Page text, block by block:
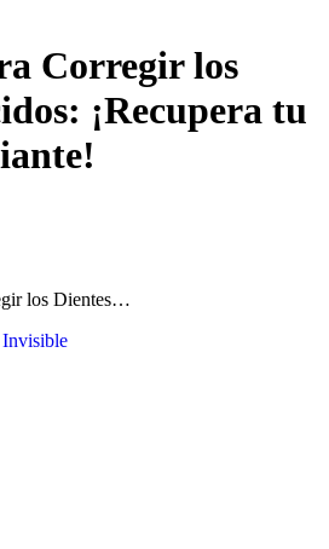
Corregir los
¡Recupera tu
los Dientes…